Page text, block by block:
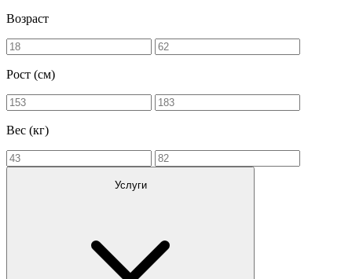
Возраст
Рост (см)
Вес (кг)
Услуги